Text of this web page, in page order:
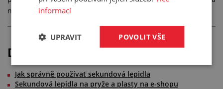
nestála za nic, ale výsledná hmota skvěle lepila!
Doporučené odkazy
Jak správně používat sekundová lepidla
Sekundová lepidla na pryže a plasty na e-shopu
informací
POVOLIT VŠE
UPRAVIT